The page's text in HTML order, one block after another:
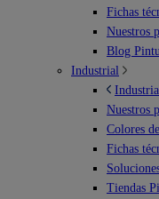
Fichas
Nuestros
Blog
Industrial
Nuestros
Colores
Fichas
Tiendas